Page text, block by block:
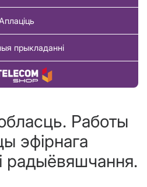
прыкладанні
тавар
Работы
эфірнага
радыёвяшчання.